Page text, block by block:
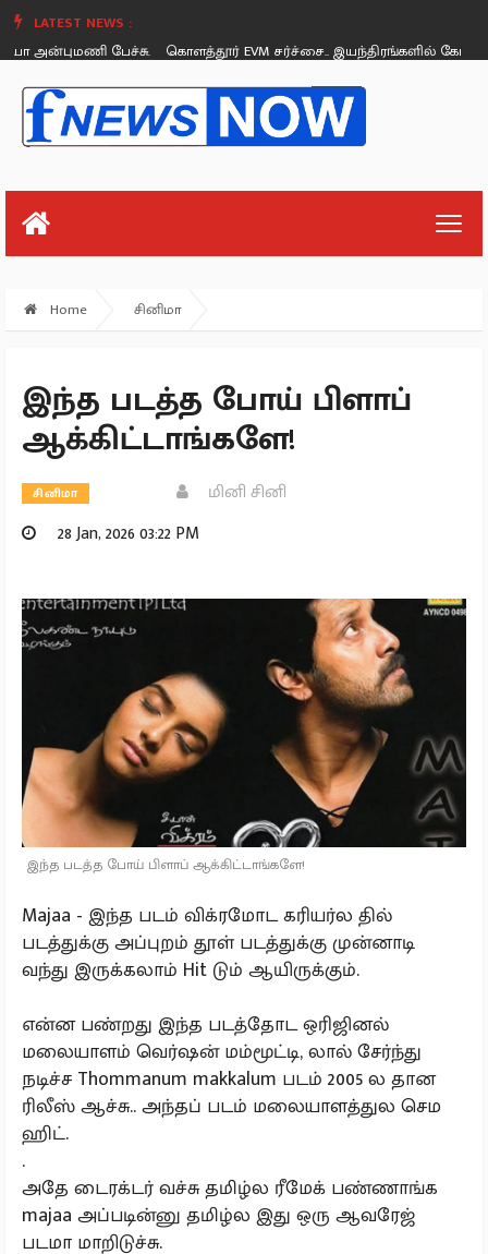
LATEST NEWS :
பேச்சு.
கொளத்தூர் EVM சர்ச்சை.. இயந்திரங்களில் கோளாறு
Saturday, August 26
Home சினிமா
இந்த படத்த போய் பிளாப்
ஆக்கிட்டாங்களே!
சினிமா
மினி சினி
28 Jan, 2026 03:22 PM
இந்த படத்த போய் பிளாப் ஆக்கிட்டாங்களே!
Majaa - இந்த படம் விக்ரமோட கரியர்ல தில்
படத்துக்கு அப்புறம் தூள் படத்துக்கு முன்னாடி
வந்து இருக்கலாம் Hit டும் ஆயிருக்கும்.
என்ன பண்றது இந்த படத்தோட ஒரிஜினல்
மலையாளம் வெர்ஷன் மம்மூட்டி, லால் சேர்ந்து
நடிச்ச Thommanum makkalum படம் 2005 ல தான
ரிலீஸ் ஆச்சு.. அந்தப் படம் மலையாளத்துல செம
ஹிட்.
.
அதே டைரக்டர் வச்சு தமிழ்ல ரீமேக் பண்ணாங்க
majaa அப்படின்னு தமிழ்ல இது ஒரு ஆவரேஜ்
படமா மாறிடுச்சு.